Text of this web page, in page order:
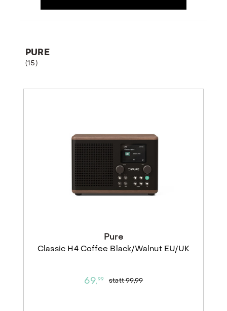
PURE
(15)
Pure
Classic H4 Coffee Black/Walnut EU/UK
69,99 statt99,99